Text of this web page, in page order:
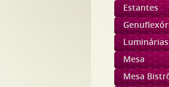
Estantes
Luminárias
Mesa
Mesa